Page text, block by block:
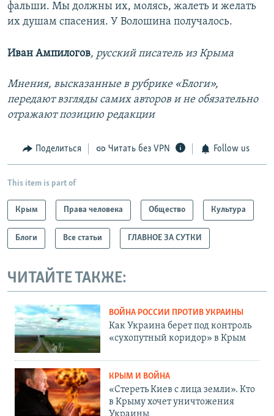
фальши. Мы должны их, молясь, жалеть и желать
их душам спасения. У Волошина получалось.
Иван Ампилогов, русский писатель из Крыма
Мнения, высказанные в рубрике «Блоги»,
передают взгляды самих авторов и не обязательно
отражают позицию редакции
Поделиться Читать без VPN Follow us
This item is part of
Крым Права человека Общество Культура
Блоги Все статьи ГЛАВНОЕ ЗА СУТКИ
ЧИТАЙТЕ ТАКЖЕ:
ВОЙНА РОССИИ ПРОТИВ УКРАИНЫ
Как Украина берет под контроль
«сухопутный коридор» в Крым
КРЫМ И ВОЙНА
«Стереть Киев с лица земли». Кто
в Крыму хочет уничтожения